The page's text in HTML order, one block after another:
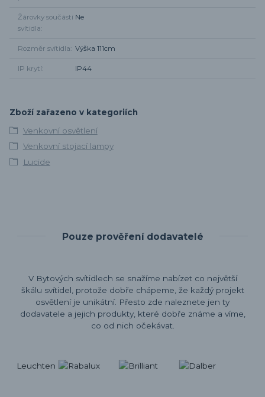
Žárovky součástí
svítidla
Ne
Rozměr svítidla Výška 111cm
IP krytí IP44
Zboží zařazeno v kategoriích
Venkovní osvětlení
Venkovní stojací lampy
Lucide
Pouze prověření dodavatelé
V Bytových svítidlech se snažíme nabízet co největší
škálu svítidel, protože dobře chápeme, že každý projekt
osvětlení je unikátní. Přesto zde naleznete jen ty
dodavatele a jejich produkty, které dobře známe a víme,
co od nich očekávat.